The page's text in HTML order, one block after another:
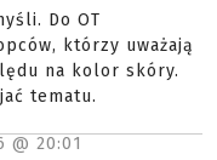
Do OT
którzy uważają
na kolor skóry.
tematu.
@ 20:01